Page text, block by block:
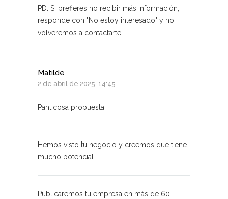
PD: Si prefieres no recibir más información,
responde con "No estoy interesado" y no
volveremos a contactarte.
Matilde
2 de abril de 2025, 14:45
Panticosa propuesta.
Hemos visto tu negocio y creemos que tiene
mucho potencial.
Publicaremos tu empresa en más de 60